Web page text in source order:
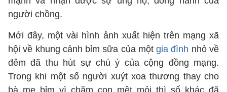
người chồng.
Mới đây, một vài hình ảnh xuất hiện trên mạng xã
hội về khung cảnh bỉm sữa của mộtgia đình nhỏ về
đêm đã thu hút sự chú ý của cộng đồng mạng.
Trong khi một số người xuýt xoa thương thay cho
bà mẹ bỉm vì chăm con mệt mỏi thì số khác đã